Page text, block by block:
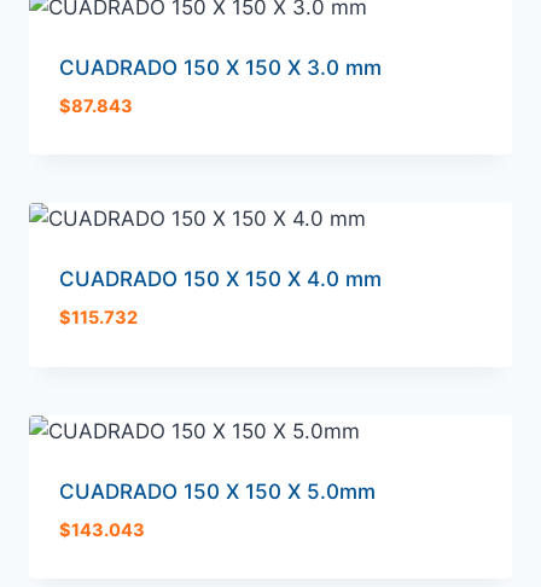
CUADRADO 150 X 150 X 3.0 mm
$87.843
CUADRADO 150 X 150 X 4.0 mm
$115.732
CUADRADO 150 X 150 X 5.0mm
$143.043